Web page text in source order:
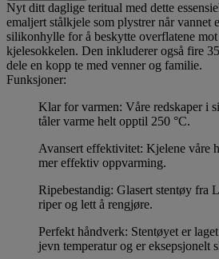
Nyt ditt daglige teritual med dette
emaljert stålkjele som plystrer når vannet
silikonhylle for å beskytte overflatene
kjelesokkelen. Den inkluderer også fire
dele en kopp te med venner og familie.
Funksjoner:
Klar for varmen: Våre redskaper i
tåler varme helt opptil 250 °C.
Avansert effektivitet: Kjelene våre
mer effektiv oppvarming.
Ripebestandig: Glasert stentøy fra
riper og lett å rengjøre.
Perfekt håndverk: Stentøyet er
jevn temperatur og er eksepsjonelt